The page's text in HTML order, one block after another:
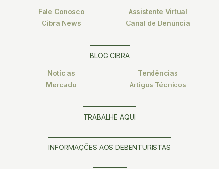
Fale Conosco
Cibra News
Assistente Virtual
Canal de Denúncia
BLOG CIBRA
Notícias
Mercado
Tendências
Artigos Técnicos
TRABALHE AQUI
INFORMAÇÕES AOS DEBENTURISTAS